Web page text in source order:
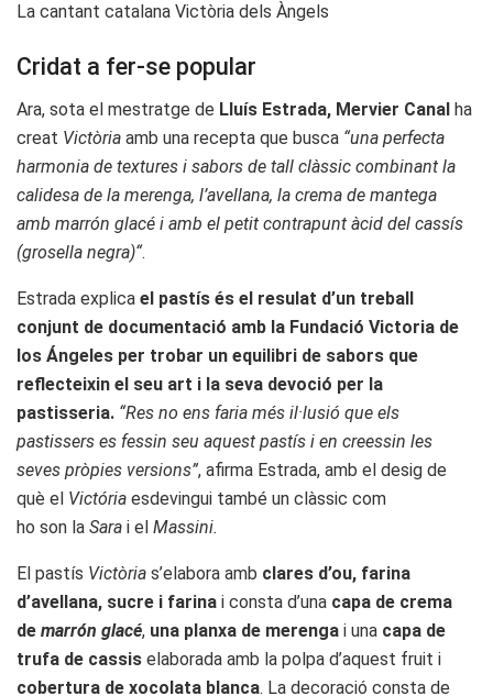
La cantant catalana Victòria dels Àngels
Cridat a fer-se popular
Ara, sota el mestratge de Lluís Estrada, Mervier Canal ha
creat Victòria amb una recepta que busca “una perfecta
harmonia de textures i sabors de tall clàssic combinant la
calidesa de la merenga, l’avellana, la crema de mantega
amb marrón glacé i amb el petit contrapunt àcid del cassís
(grosella negra)“.
Estrada explica el pastís és el resulat d’un treball
conjunt de documentació amb la Fundació Victoria de
los Ángeles per trobar un equilibri de sabors que
reflecteixin el seu art i la seva devoció per la
pastisseria. “Res no ens faria més il·lusió que els
pastissers es fessin seu aquest pastís i en creessin les
seves pròpies versions”, afirma Estrada, amb el desig de
què el Victória esdevingui també un clàssic com
ho son la Sara i el Massini.
El pastís Victòria s’elabora amb clares d’ou, farina
d’avellana, sucre i farina i consta d’una capa de crema
de marrón glacé, una planxa de merenga i una capa de
trufa de cassis elaborada amb la polpa d’aquest fruit i
cobertura de xocolata blanca. La decoració consta de